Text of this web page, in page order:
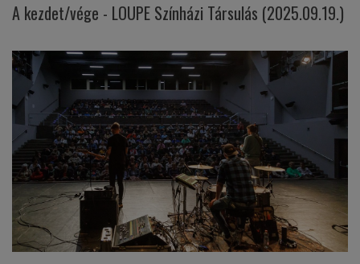
A kezdet/vége - LOUPE Színházi Társulás (2025.09.19.)